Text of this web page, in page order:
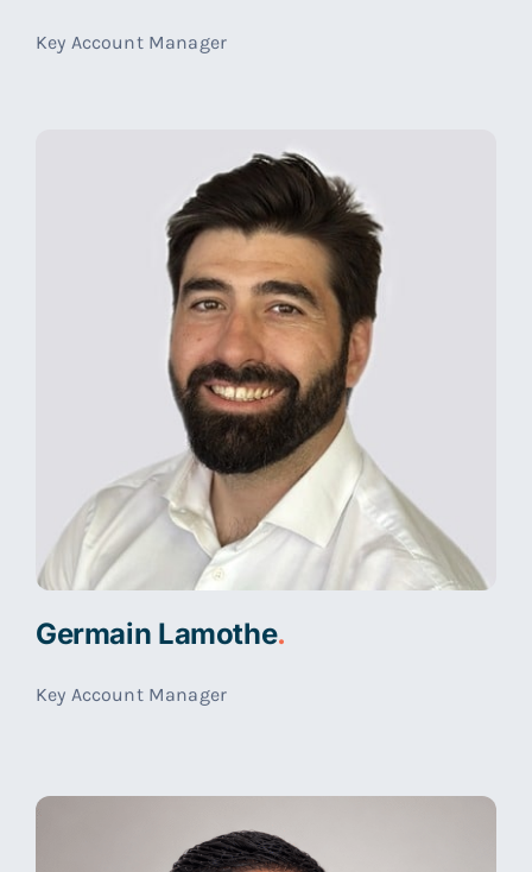
Key Account Manager
Germain Lamothe.
Key Account Manager